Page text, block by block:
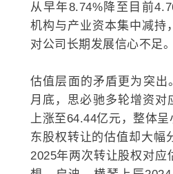
从早年8.74%降至目前
机构与产业资本集中减持
对公司长期发展信心不足。
估值层面的矛盾更为突出
月底，思必驰多轮增资对
上涨至64.44亿元，整体
东股权转让的估值却大幅
2025年两次转让股权对应